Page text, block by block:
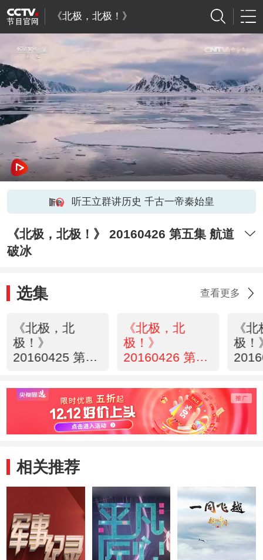
《北极，北极！》
听王立群讲历史 千古一帝秦始皇
《北极，北极！》 20160426 第五集 航道
破冰
选集 查看更多
《北极，北
极！》
20160425 第四
《北极，北
极！》
20160426 第五
《
极！
相关推荐